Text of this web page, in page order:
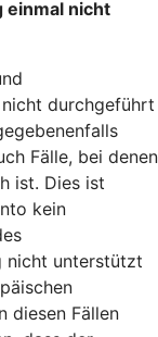
einmal nicht
durchgeführt
Fälle, bei denen
ist. Dies ist
kein
nicht unterstützt
diesen Fällen